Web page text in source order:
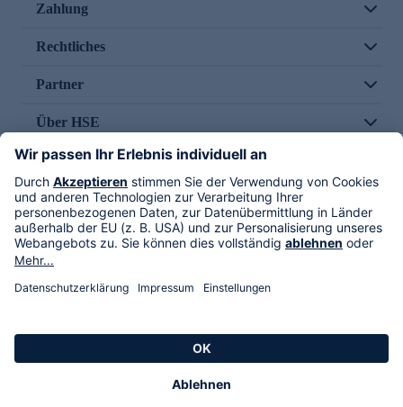
Zahlung
Rechtliches
Partner
Über HSE
Im TV
HSE International